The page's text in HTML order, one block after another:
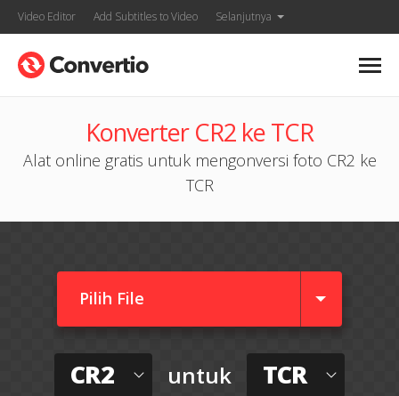
Video Editor Add Subtitles to Video Selanjutnya
Konverter CR2 ke TCR
Alat online gratis untuk mengonversi foto CR2 ke
TCR
Pilih File
CR2 untuk TCR